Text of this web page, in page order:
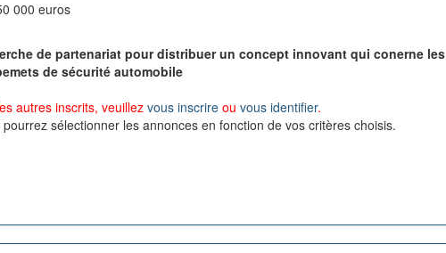
000 euros
de partenariat pour distribuer un concept innovant qui conerne les
de sécurité automobile
autres inscrits, veuillez vous inscrire ou vous identifier.
sélectionner les annonces en fonction de vos critères choisis.